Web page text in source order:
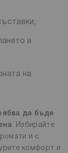
и
на
да бъде
. Избирайте
и с
комфорт и